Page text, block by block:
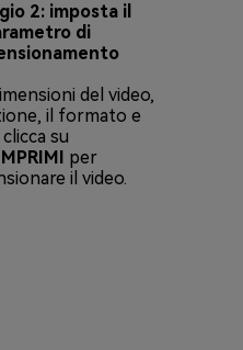
2: imposta il
di
del video,
il formato e
clicca su
per
il video.